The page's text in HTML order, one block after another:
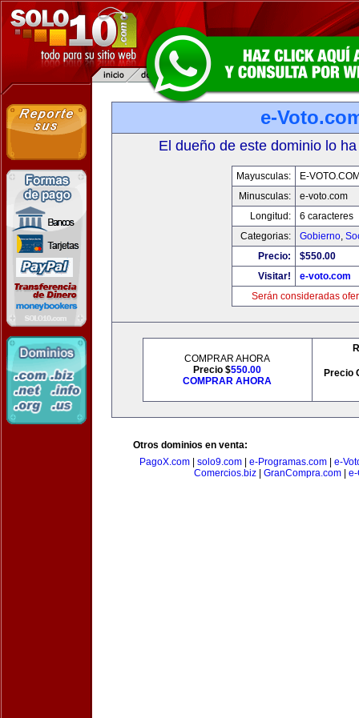
e-
El dueño de este dominio lo
Mayusculas:
E-
Minusculas:
e-voto.com
Longitud:
6 caracteres
Categorias:
Gobierno,
Precio:
$550.00
Visitar!
e-voto.com
Serán consideradas
COMPRAR AHORA
Precio $550.00
COMPRAR AHORA
Precio
Otros dominios en venta:
PagoX.com
solo9.com e-Programas.com
e-
Comercios.biz| GranCompra.com| e-